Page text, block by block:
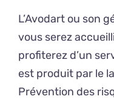
L’Avodart ou son
vous serez
profiterez d’un
est produit par le
Prévention des